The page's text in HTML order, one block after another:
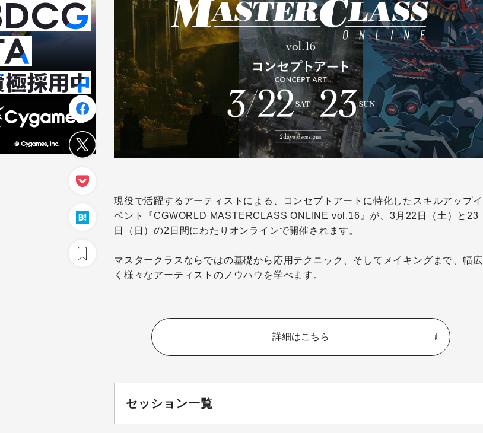
現役で活躍するアーティストによる、コンセプトアートに特化したスキルアップイ
ベント『CGWORLD MASTERCLASS ONLINE vol.16』が、3月22日（土）と23
日（日）の2日間にわたりオンラインで開催されます。
マスタークラスならではの基礎から応用テクニック、そしてメイキングまで、幅広
く様々なアーティストのノウハウを学べます。
詳細はこちら
セッション一覧